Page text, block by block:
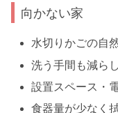
向かない家
水切りかごの自
洗う手間も減ら
設置スペース・
食器量が少なく